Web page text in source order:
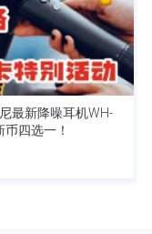
最新降噪耳机WH-
四选一！